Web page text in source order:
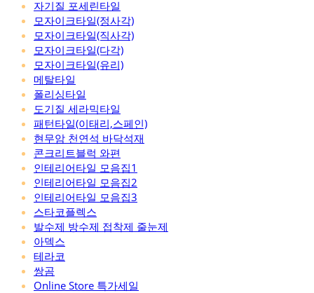
자기질 포세린타일
모자이크타일(정사각)
모자이크타일(직사각)
모자이크타일(다각)
모자이크타일(유리)
메탈타일
폴리싱타일
도기질 세라믹타일
패턴타일(이태리,스페인)
현무암 천연석 바닥석재
콘크리트블럭 와편
인테리어타일 모음집1
인테리어타일 모음집2
인테리어타일 모음집3
스타코플렉스
발수제 방수제 접착제 줄눈제
아덱스
테라코
쌍곰
Online Store 특가세일